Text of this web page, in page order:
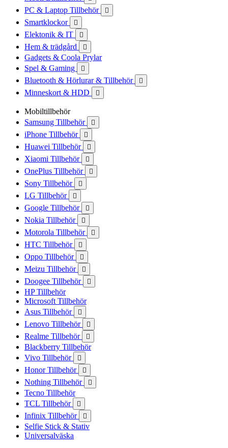
PC & Laptop Tillbehör 
Smartklockor 
Elektonik & IT 
Hem & trädgård 
Gadgets & Coola Prylar
Spel & Gaming

Bluetooth & Hörlurar & Tillbehör 
Minneskort & HDD 
Mobiltillbehör
Samsung Tillbehör

iPhone Tillbehör 
Huawei Tillbehör 
Xiaomi Tillbehör 
OnePlus Tillbehör 
Sony Tillbehör 
LG Tillbehör 
Google Tillbehör 
Nokia Tillbehör 
Motorola Tillbehör 
HTC Tillbehör 
Oppo Tillbehör 
Meizu Tillbehör 
Doogee Tillbehör 
HP Tillbehör
Microsoft Tillbehör
Asus Tillbehör

Lenovo Tillbehör 
Realme Tillbehör 
Blackberry Tillbehör
Vivo Tillbehör

Honor Tillbehör 
Nothing Tillbehör 
Tecno Tillbehör
TCL Tillbehör

Infinix Tillbehör 
Selfie Stick & Stativ
Universalväska